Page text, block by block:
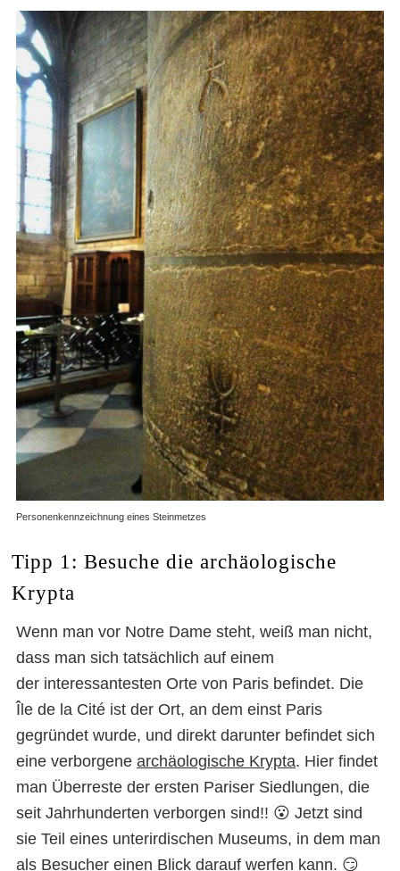
Personenkennzeichnung eines Steinmetzes
Tipp 1: Besuche die archäologische
Krypta
Wenn man vor Notre Dame steht, weiß man nicht,
dass man sich tatsächlich auf einem
der interessantesten Orte von Paris befindet. Die
Île de la Cité ist der Ort, an dem einst Paris
gegründet wurde, und direkt darunter befindet sich
eine verborgene archäologische Krypta. Hier findet
man Überreste der ersten Pariser Siedlungen, die
seit Jahrhunderten verborgen sind!! 😮 Jetzt sind
sie Teil eines unterirdischen Museums, in dem man
als Besucher einen Blick darauf werfen kann. 😏